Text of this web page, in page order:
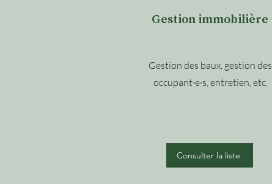
Gestion immobilière
Gestion des baux, gestion des
occupant·e·s, entretien, etc.
Consulter la liste